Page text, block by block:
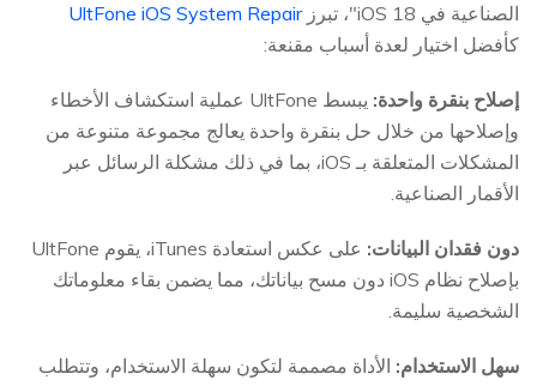
الصناعية في iOS 18"، تبرز
UltFone iOS System Repair
كأفضل اختيار لعدة أسباب مقنعة:
إصلاح بنقرة واحدة:
يبسط UltFone عملية استكشاف الأخطاء
وإصلاحها من خلال حل بنقرة واحدة يعالج مجموعة متنوعة من
المشكلات المتعلقة بـ iOS، بما في ذلك مشكلة الرسائل عبر
الأقمار الصناعية.
دون فقدان البيانات:
على عكس استعادة iTunes، يقوم UltFone
بإصلاح نظام iOS دون مسح بياناتك، مما يضمن بقاء معلوماتك
الشخصية سليمة.
سهل الاستخدام: الأداة مصممة لتكون سهلة الاستخدام، وتتطلب